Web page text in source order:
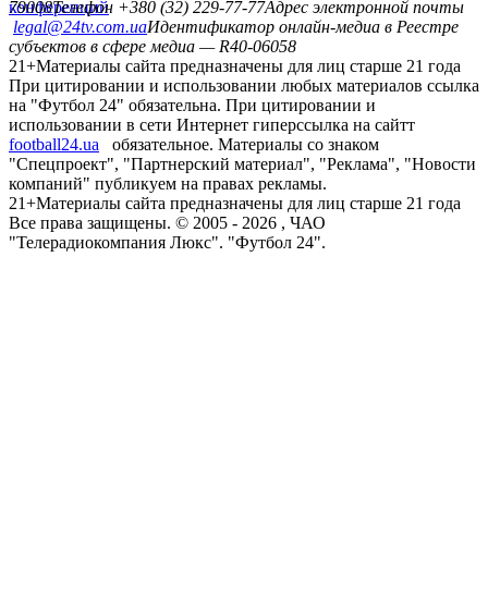
конференций
79008Телефон +380 (32) 229-77-77Адрес электронной почты
legal@24tv.com.uaИдентификатор онлайн-медиа в Реестре
субъектов в сфере медиа — R40-06058
21+Материалы сайта предназначены для лиц старше 21 года
При цитировании и использовании любых материалов ссылка
на "Футбол 24" обязательна. При цитировании и
использовании в сети Интернет гиперссылка на сайтт
football24.ua
обязательное. Материалы со знаком
"Спецпроект", "Партнерский материал", "Реклама", "Новости
компаний" публикуем на правах рекламы.
21+Материалы сайта предназначены для лиц старше 21 года
Все права защищены. © 2005 - 2026 , ЧАО
"Телерадиокомпания Люкс". "Футбол 24".